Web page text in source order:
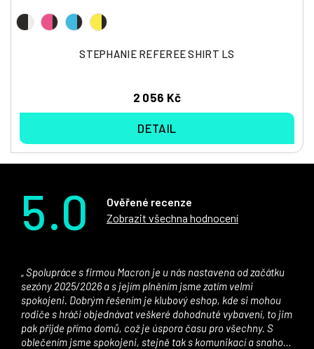
STEPHANIE REFEREE SHIRT LS
2 056 Kč
DETAIL
5.0
Ověřené recenze
Zobrazit všechna hodnocení
sezóny 2025/2026 a s jejím plněním jsme zatím velmi
spokojeni. Dobrým řešením je klubový eshop, kde si mohou
rodiče s hráči objednávat veškeré dohodnuté vybavení, to jim
pak přijde přímo domů, což je úspora času pro všechny. S
oblečením jsme spokojeni, stejně tak s komunikací a snahou